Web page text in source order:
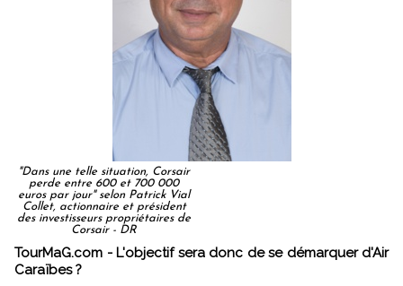
"Dans une telle situation, Corsair
perde entre 600 et 700 000
euros par jour" selon Patrick Vial
Collet, actionnaire et président
des investisseurs propriétaires de
Corsair - DR
TourMaG.com - L'objectif sera donc de se démarquer d'Air
Caraïbes ?